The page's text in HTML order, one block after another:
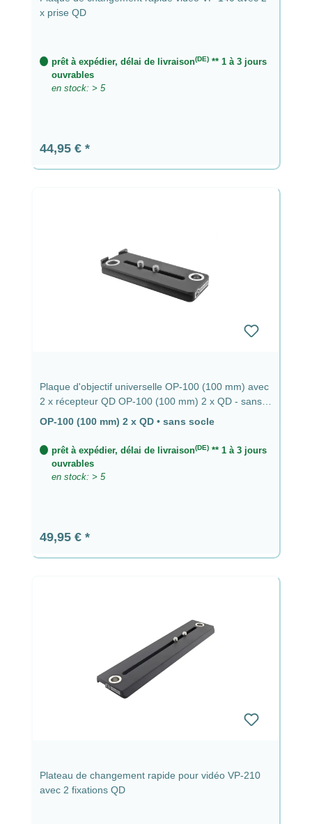
x prise QD
prêt à expédier, délai de livraison(DE)** 1 à 3 jours
ouvrables
en stock: > 5
Prix régulier :
44,95 €
Plaque d'objectif universelle OP-100 (100 mm) avec
2 x récepteur QD OP-100 (100 mm) 2 x QD - sans
base
OP-100 (100 mm) 2 x QD • sans socle
prêt à expédier, délai de livraison(DE)** 1 à 3 jours
ouvrables
en stock: > 5
Prix régulier :
49,95 €
Plateau de changement rapide pour vidéo VP-210
avec 2 fixations QD